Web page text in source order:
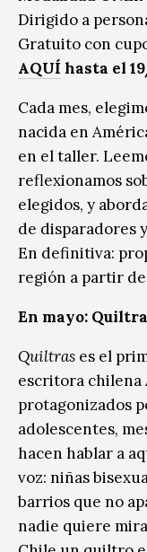
Dirigido a
Gratuito con
AQUÍ hasta el
Cada mes,
nacida en
en el taller.
reflexionamos
elegidos, y
de disparadores
En definitiva:
región a partir de
En mayo:
Quiltras es el
escritora chilena
protagonizados
adolescentes,
hacen hablar a
voz: niñas
barrios que no
nadie quiere